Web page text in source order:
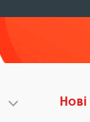
Нові